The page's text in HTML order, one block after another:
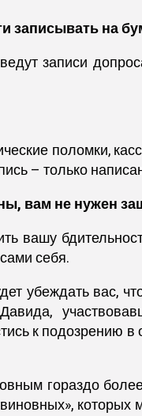
записывать на
записи
поломки,
– только
вам не нужен
вашу
себя.
убеждать вас,
к подозрению
гораздо